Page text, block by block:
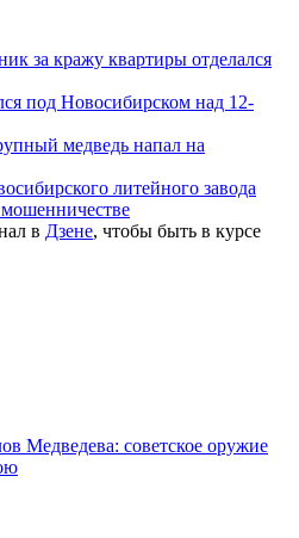
за кражу квартиры отделался
под Новосибирском над 12-
медведь напал на
литейного завода
в Дзене, чтобы быть в курсе
Медведева: советское оружие